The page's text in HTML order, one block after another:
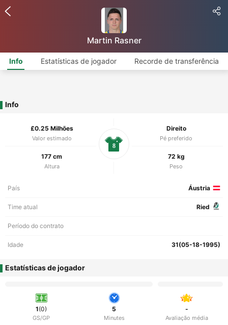
Martin Rasner
Info Estatísticas de jogador Recorde de transferência
Info
£0.25 Milhões
Valor estimado
Direito
Pé preferido
177 cm
Altura
72 kg
Peso
8
País Áustria
Time atual Ried
Período do contrato
Idade 31(05-18-1995)
Estatísticas de jogador
1(0)
GS/GP
5
Minutes
-
Avaliação média